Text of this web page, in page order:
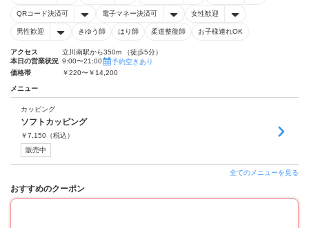
QRコード決済可 電子マネー決済可 女性歓迎
男性歓迎 きゆう師 はり師 柔道整復師 お子様連れOK
アクセス
立川南駅から350m （徒歩5分）
本日の営業状況 9:00〜21:00
予約空きあり
価格帯
￥220〜￥14,200
メニュー
カッピング
ソフトカッピング
￥7,150 （税込）
販売中
全てのメニューを見る
おすすめのクーポン